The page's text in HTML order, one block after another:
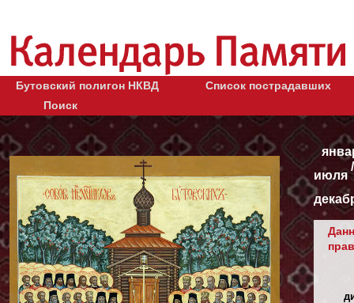
Бутовский полигон НКВД
Список пострадавших
Поиск
июля